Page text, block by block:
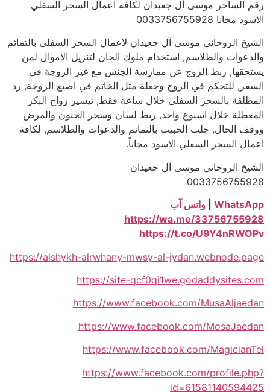
رقم الساحر موسى آل جعيدان لكافة اعمال السحر السفلي
الاسود مجانا 0033756755928
الشيخ الروحاني موسى آل جعيدان لاعمال السحر السفلي بالتمائم
والدعوات والطلاسم, استخدام ملوك الجان لتنزيل الاموال لمن
يستحقها, ربط الزوج عن ممارسة الجنس مع غير الزوجة في
السفر, للتحكم في الزوج وجعلة مثل الخاتم في اصبع الزوجة, رد
المطلقة بالسحر السفلي خلال ساعة فقط, تيسير زواج البكر
المعطلة خلال اسبوع واحد, ربط لسان وسحر الجنون والمرض
ووقف الحال, جلب الحبيب بالتمائم والدعوات والطلاسم, لكافة
اعمال السحر السفلي الاسود مجاناً.
الشيخ الروحاني موسى آل جعيدان
0033756755928
WhatsApp
واتس آب
https://wa.me/33756755928
https://t.co/U9Y4nRWOPv
https://alshykh-alrwhany-mwsy-al-jydan.webnode.page
https://site-qcf0qi1we.godaddysites.com
https://www.facebook.com/MusaAljaedan
https://www.facebook.com/MosaJaedan
https://www.facebook.com/MagicianTel
https://www.facebook.com/profile.php?
id=61581140594425